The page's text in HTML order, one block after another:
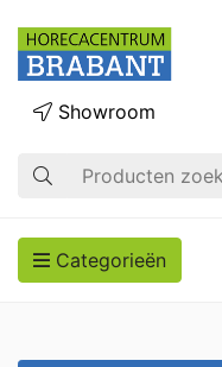
Zoek op
Showroom
Categorieën